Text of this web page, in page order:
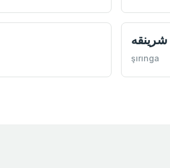
شرينقه
şırınga